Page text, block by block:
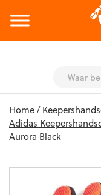
content
Home/
Adidas
Aurora Black